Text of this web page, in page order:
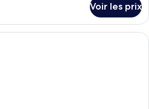
Voir les prix
Une chambre d’hôtel avec un lit,